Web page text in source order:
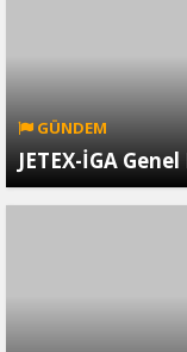
GÜNDEM
JETEX-İGA